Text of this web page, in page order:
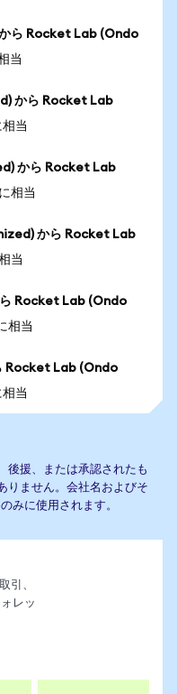
ら Rocket Lab (Ondo
当
から Rocket Lab
当
から Rocket Lab
相当
から Rocket Lab
当
Rocket Lab (Ondo
相当
Rocket Lab (Ondo
当
援、または承認されたも
ません。会社名およびそ
みに使用されます。
引、
レッ